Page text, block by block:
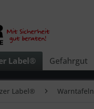
Label® Gefahrgut
Label® Warntafeln